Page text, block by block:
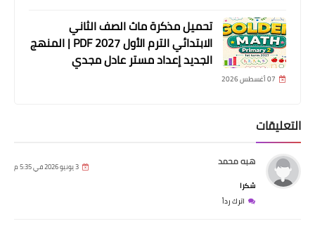
تحميل مذكرة ماث الصف الثاني
الابتدائي الترم الأول 2027 PDF | المنهج
الجديد إعداد مستر عادل مجدي
07 أغسطس 2026
التعليقات
هبه محمد 3 يونيو 2026 في 5:35 م
شكرا
اترك رداً